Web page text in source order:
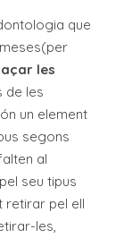
que
les
de les
un element
segons
al
seu tipus
retirar pel ell
les,